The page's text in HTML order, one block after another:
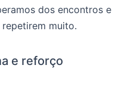
dos encontros e
muito.
e reforço